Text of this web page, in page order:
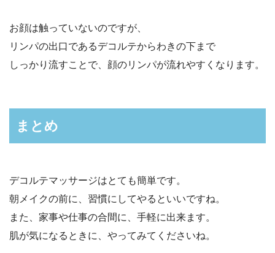
お顔は触っていないのですが、
リンパの出口であるデコルテからわきの下まで
しっかり流すことで、顔のリンパが流れやすくなります。
まとめ
デコルテマッサージはとても簡単です。
朝メイクの前に、習慣にしてやるといいですね。
また、家事や仕事の合間に、手軽に出来ます。
肌が気になるときに、やってみてくださいね。